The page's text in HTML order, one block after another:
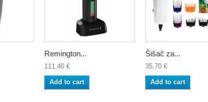
Remington...
111,40 €
Add to cart
Šišač za...
35,70 €
Add to cart